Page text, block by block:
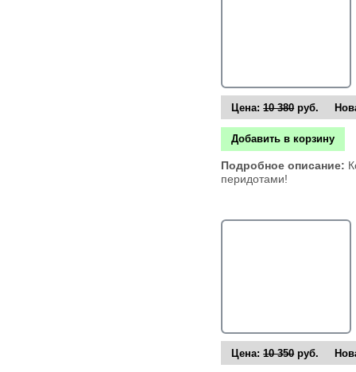
Цена:10 380руб.
Добавить в корзину
Подробное описание:
перидотами!
Цена:10 350руб.